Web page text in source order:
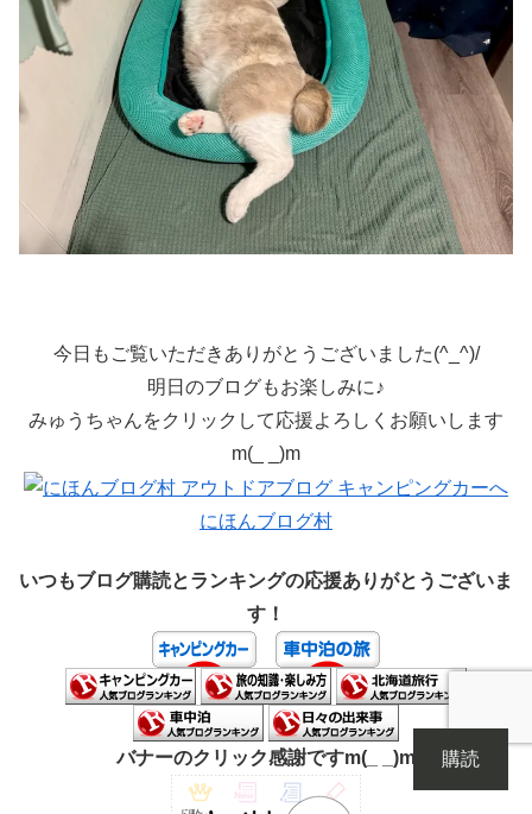
今日もご覧いただきありがとうございました(^_^)/
明日のブログもお楽しみに♪
みゅうちゃんをクリックして応援よろしくお願いします
m(_ _)m
にほんブログ村
いつもブログ購読とランキングの応援ありがとうございま
す！
バナーのクリック感謝ですm(_ _)m 購読